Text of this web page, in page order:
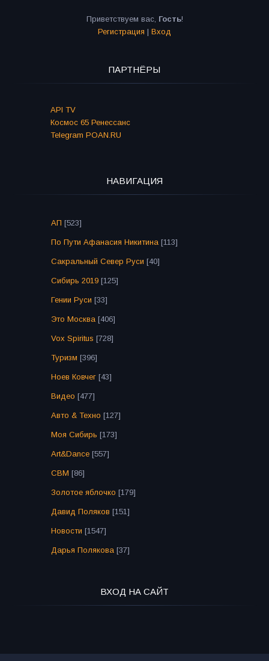
Приветствуем вас, Гость!
Регистрация | Вход
ПАРТНЁРЫ
API TV
Космос 65 Ренессанс
Telegram POAN.RU
НАВИГАЦИЯ
АП [523]
По Пути Афанасия Никитина [113]
Сакральный Север Руси [40]
Сибирь 2019 [125]
Гении Руси [33]
Это Москва [406]
Vox Spiritus [728]
Туризм [396]
Ноев Ковчег [43]
Видео [477]
Авто & Техно [127]
Моя Сибирь [173]
Art&Dance [557]
СВМ [86]
Золотое яблочко [179]
Давид Поляков [151]
Новости [1547]
Дарья Полякова [37]
ВХОД НА САЙТ